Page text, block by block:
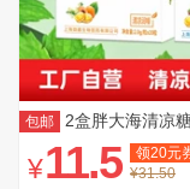
包邮
2盒胖大海清凉
¥11.5 领20元
¥31.50